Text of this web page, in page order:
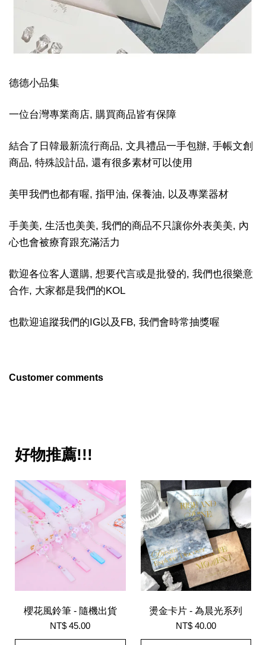
德德小品集
一位台灣專業商店, 購買商品皆有保障
結合了日韓最新流行商品, 文具禮品一手包辦, 手帳文創
商品, 特殊設計品, 還有很多素材可以使用
美甲我們也都有喔, 指甲油, 保養油, 以及專業器材
手美美, 生活也美美, 我們的商品不只讓你外表美美, 內
心也會被療育跟充滿活力
歡迎各位客人選購, 想要代言或是批發的, 我們也很樂意
合作, 大家都是我們的KOL
也歡迎追蹤我們的IG以及FB, 我們會時常抽獎喔
Customer comments
好物推薦!!!
櫻花風鈴筆 - 隨機出貨
NT$ 45.00
燙金卡片 - 為晨光系列
NT$ 40.00